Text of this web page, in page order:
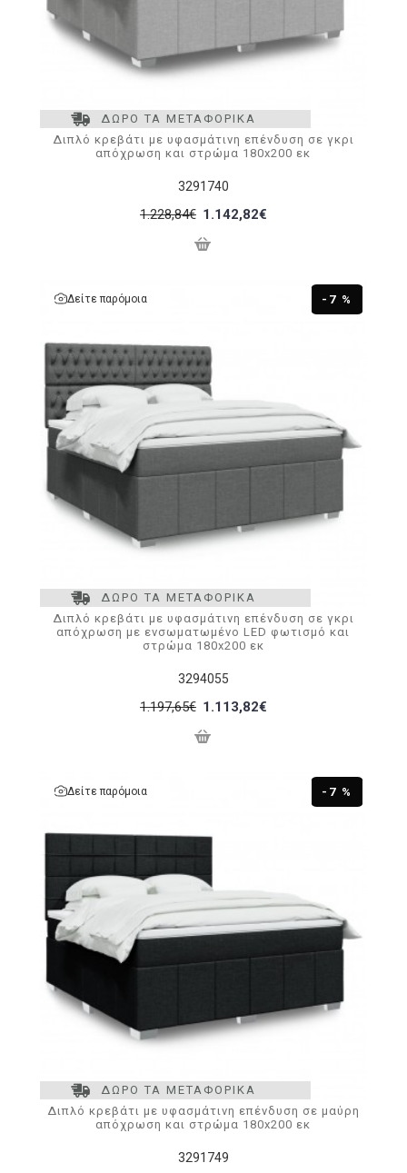
ΔΩΡΟ ΤΑ ΜΕΤΑΦΟΡΙΚΑ
3291740
Διπλό κρεβάτι με υφασμάτινη επένδυση σε γκρι
απόχρωση και στρώμα 180x200 εκ
1.228,84€ 1.142,82€
ΔΩΡΟ ΤΑ ΜΕΤΑΦΟΡΙΚΑ
-7 %
Δείτε παρόμοια
3294055
Διπλό κρεβάτι με υφασμάτινη επένδυση σε γκρι
απόχρωση με ενσωματωμένο LED φωτισμό και
στρώμα 180x200 εκ
1.197,65€ 1.113,82€
ΔΩΡΟ ΤΑ ΜΕΤΑΦΟΡΙΚΑ
-7 %
Δείτε παρόμοια
3291749
Διπλό κρεβάτι με υφασμάτινη επένδυση σε μαύρη
απόχρωση και στρώμα 180x200 εκ